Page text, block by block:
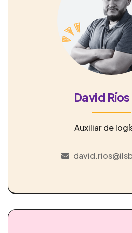
David Ríos
Auxiliar de